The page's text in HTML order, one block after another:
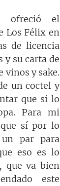
ofreció el
Los Félix en
de licencia
y su carta de
vinos y sake.
un coctel y
que si lo
Para mi
sí por lo
par para
eso es lo
que va bien
este